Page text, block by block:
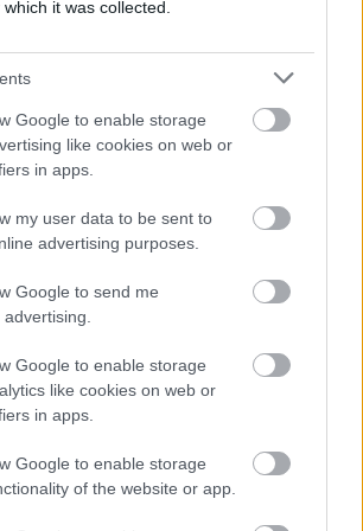
it was collected.
Google to enable storage
like cookies on web or
in apps.
my user data to be sent to
advertising purposes.
Google to send me
Google to enable storage
like cookies on web or
in apps.
Google to enable storage
of the website or app.
PAVESE ADOTTSÁGAI
Vince Magazin
a terra rossa, humuszban és
Szüret idején még bőven a